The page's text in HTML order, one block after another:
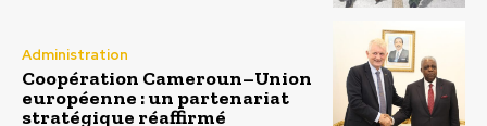
Administration
Coopération Cameroun–Union
européenne : un partenariat
stratégique réaffirmé